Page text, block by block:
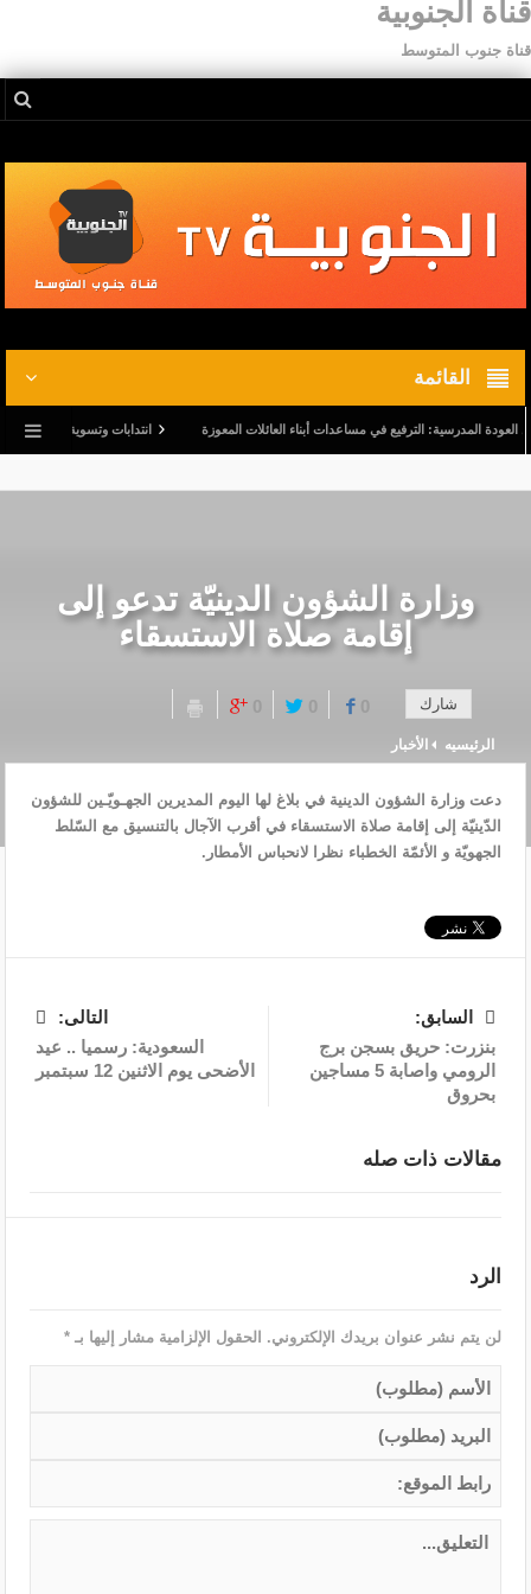
قناة الجنوبية
قناة جنوب المتوسط
القائمة
المدرسية: الترفيع في مساعدات أبناء العائلات المعوزة انتدابات وتسوية وضعيات.. وترفيع
وزارة الشؤون الدينيّة تدعو إلى
إقامة صلاة الاستسقاء
شارك 0
0
0
الرئيسيه الأخبار
دعت وزارة الشؤون الدينية في بلاغ لها اليوم المديرين الجهـويّـين للشؤون
الدّينيّة إلى إقامة صلاة الاستسقاء في أقرب الآجال بالتنسيق مع السّلط
الجهويّة و الأئمّة الخطباء نظرا لانحباس الأمطار.
السابق:
بنزرت: حريق بسجن برج
الرومي واصابة 5 مساجين
بحروق
التالى:
السعودية: رسميا .. عيد
الأضحى يوم الاثنين 12 سبتمبر
مقالات ذات صله
الرد
لن يتم نشر عنوان بريدك الإلكتروني. الحقول الإلزامية مشار إليها بـ*